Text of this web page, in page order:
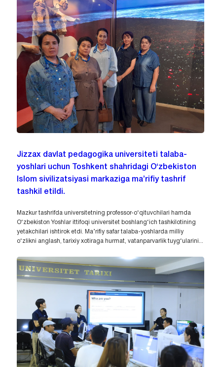
Jizzax davlat pedagogika universiteti talaba-
yoshlari uchun Toshkent shahridagi O‘zbekiston
Islom sivilizatsiyasi markaziga ma’rifiy tashrif
tashkil etildi.
Mazkur tashrifda universitetning professor-o‘qituvchilari hamda
O‘zbekiston Yoshlar ittifoqi universitet boshlang‘ich tashkilotining
yetakchilari ishtirok etdi. Ma’rifiy safar talaba-yoshlarda milliy
o‘zlikni anglash, tarixiy xotiraga hurmat, vatanparvarlik tuyg‘ularini...